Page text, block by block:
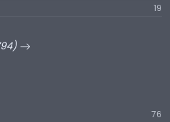
19
76